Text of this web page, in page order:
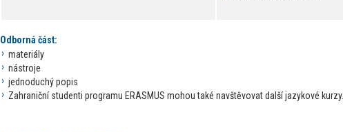
Odborná část:
materiály
nástroje
jednoduchý popis
Zahraniční studenti programu ERASMUS mohou také navštěvovat další jazykové kurzy.